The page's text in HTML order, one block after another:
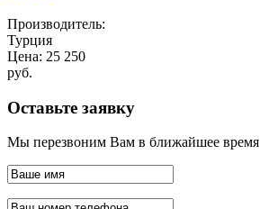
Производитель:
Турция
Цена: 25 250
руб.
Оставьте заявку
Мы перезвоним Вам в ближайшее время